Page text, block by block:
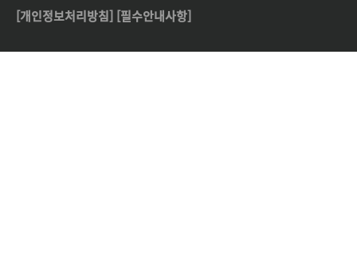
[개인정보처리방침] [필수안내사항]